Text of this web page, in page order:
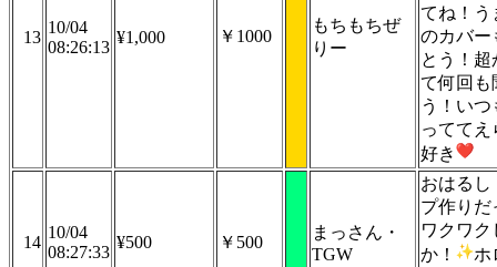
13
10/04
08:26:13
¥1,000 ￥1000
もちもちぜ
りー
てね！う
のカバー
とう！超
て何回も
う！い
っててえ
好き
14
10/04
08:27:33
¥500 ￥500
まっさん・
TGW
おはるし
プ作りだ
ワクワク
か！
ホ